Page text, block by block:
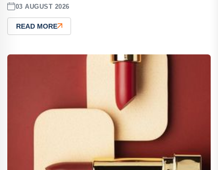
03 AUGUST 2026
READ MORE